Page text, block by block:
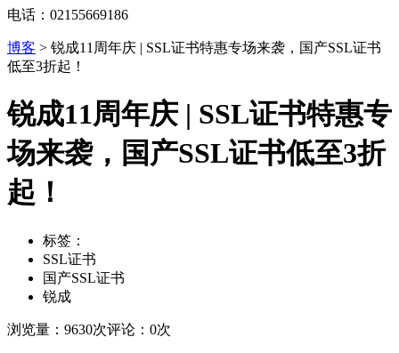
电话：02155669186
博客 > 锐成11周年庆 | SSL证书特惠专场来袭，国产SSL证书
低至3折起！
锐成11周年庆 | SSL证书特惠专
场来袭，国产SSL证书低至3折
起！
标签：
SSL证书
国产SSL证书
锐成
浏览量：9630次评论：0次